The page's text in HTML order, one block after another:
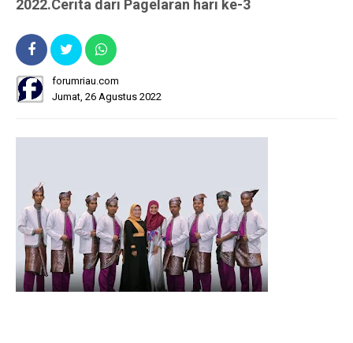
2022.Cerita dari Pagelaran hari ke-3
forumriau.com
Jumat, 26 Agustus 2022